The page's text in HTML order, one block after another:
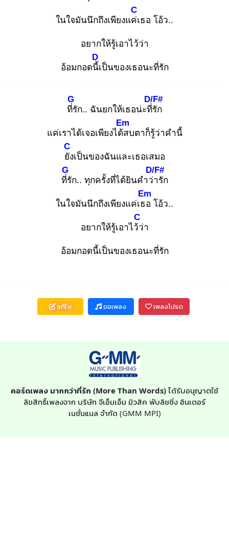
ในใจมันนึกถึงเพียงแค่เ
C
ธอ โอ้ว..
อยากให้รู้เอาไว้ว่า
อ้อมกอดนี้เ
D
ป็นของเธอนะที่รัก
ที่รั
G
ก.. ฉันยกให้เธอน่ะที่รั
D/F#
ก
แค่เราได้เจอเพียงได้ส
Em
บตาก็รู้ว่าคำนี้
ยัง
C
เป็นของฉันและเธอเสมอ
ที่รั
G
ก.. ทุกครั้งที่ได้ยินคำว่า
D/F#
รัก
ในใจมันนึกถึงเพียงแค่เธอ
Em
โอ้ว..
อยากให้รู้เอาไว้ว่
C
า
อ้อมกอดนี้เป็นของเธอนะที่รัก
แก้ไข ขอเพลง เพลงโปรด
คอร์ดเพลง มากกว่าที่รัก (More Than Words) ได้รับอนุญาตใช้
ลิขสิทธิ์เพลงจาก บริษัท จีเอ็มเอ็ม มิวสิค พับลิชชิ่ง อินเตอร์
เนชั่นแนล จำกัด (GMM MPI)